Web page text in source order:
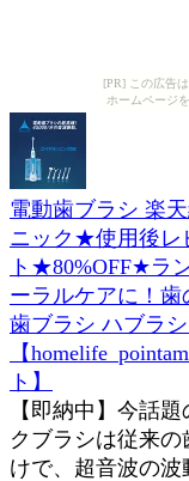
[PR] この広告
ホームページ
電動歯ブラシ 楽
ニック★使用後レ
ト★80%OFF★ラ
ーラルケアに！
歯ブラシ ハブラ
【
ト】
【即納中】今話
クブラシは従来
けで、超音波の波